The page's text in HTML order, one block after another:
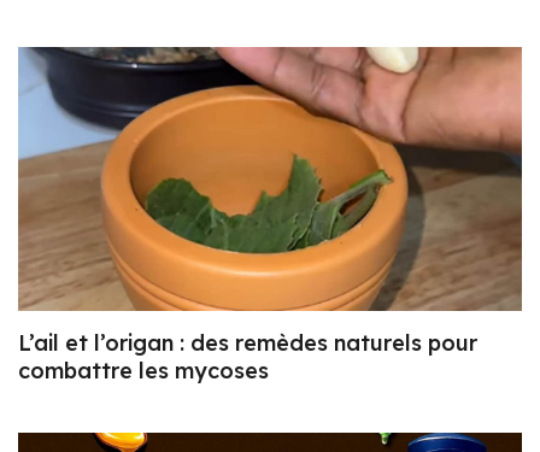
L’ail et l’origan : des remèdes naturels pour
combattre les mycoses